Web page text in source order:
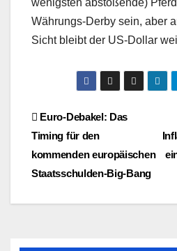
wenigsten abstoßende)
Währungs-Derby sein, aber
Sicht bleibt der US-Dollar
Euro-Debakel: Das
Timing für den
kommenden europäischen
Staatsschulden-Big-Bang